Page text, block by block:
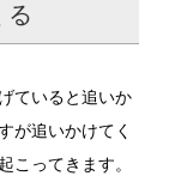
る
ていると追いか
が追いかけてく
こってきます。